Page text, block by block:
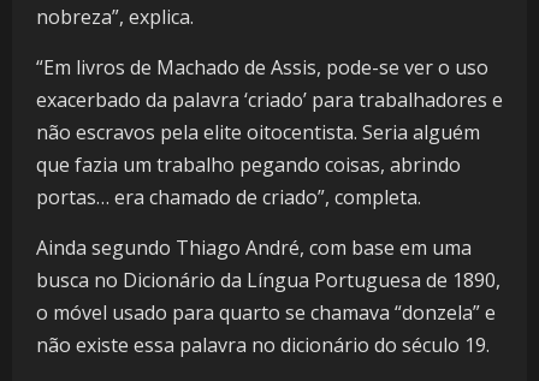
nobreza”, explica.
“Em livros de Machado de Assis, pode-se ver o uso
exacerbado da palavra ‘criado’ para trabalhadores e
não escravos pela elite oitocentista. Seria alguém
que fazia um trabalho pegando coisas, abrindo
portas… era chamado de criado”, completa.
Ainda segundo Thiago André, com base em uma
busca no Dicionário da Língua Portuguesa de 1890,
o móvel usado para quarto se chamava “donzela” e
não existe essa palavra no dicionário do século 19.